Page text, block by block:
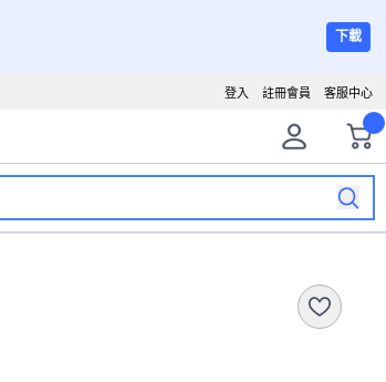
下載
客服中心
註冊會員
登入